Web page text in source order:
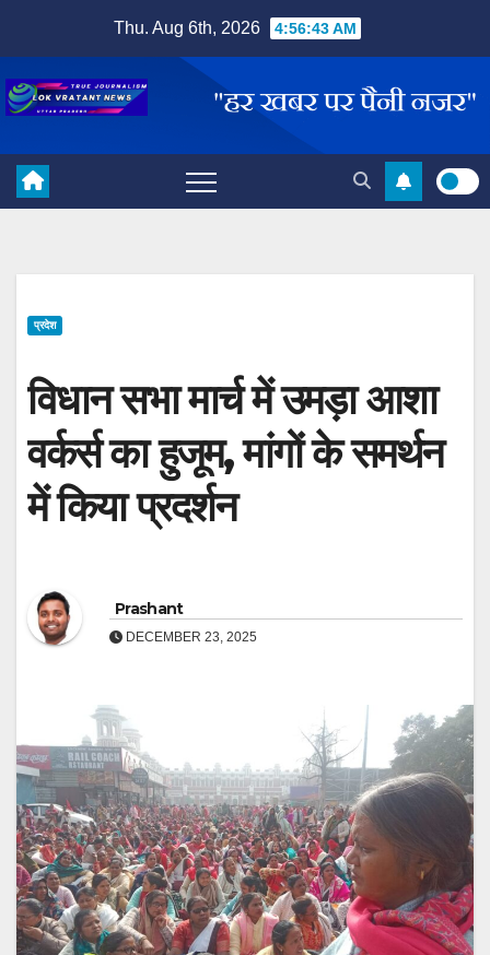
content
Thu. Aug 6th, 2026 4:56:44 AM
प्रदेश
विधान सभा मार्च में उमड़ा आशा
वर्कर्स का हुजूम, मांगों के समर्थन
में किया प्रदर्शन
Prashant
DECEMBER 23, 2025